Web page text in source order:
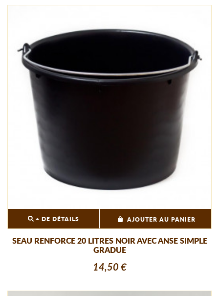
+ DE DÉTAILS AJOUTER AU PANIER
SEAU RENFORCE 20 LITRES NOIR AVEC ANSE SIMPLE
GRADUE
14,50 €